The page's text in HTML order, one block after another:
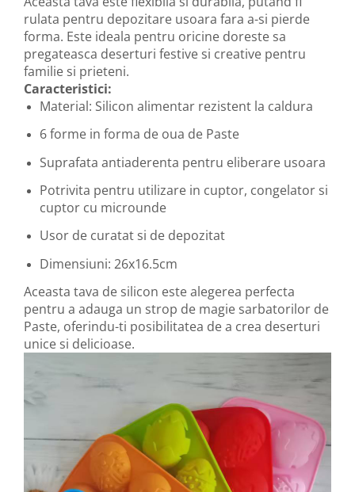
rulata pentru depozitare usoara fara a-si pierde
forma. Este ideala pentru oricine doreste sa
pregateasca deserturi festive si creative pentru
familie si prieteni.
Caracteristici:
Material: Silicon alimentar rezistent la caldura
6 forme in forma de oua de Paste
Suprafata antiaderenta pentru eliberare usoara
Potrivita pentru utilizare in cuptor, congelator si
cuptor cu microunde
Usor de curatat si de depozitat
Dimensiuni: 26x16.5cm
Aceasta tava de silicon este alegerea perfecta
pentru a adauga un strop de magie sarbatorilor de
Paste, oferindu-ti posibilitatea de a crea deserturi
unice si delicioase.